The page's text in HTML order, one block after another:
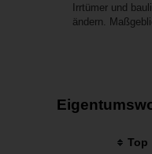
Irrtümer und
ändern.
Top